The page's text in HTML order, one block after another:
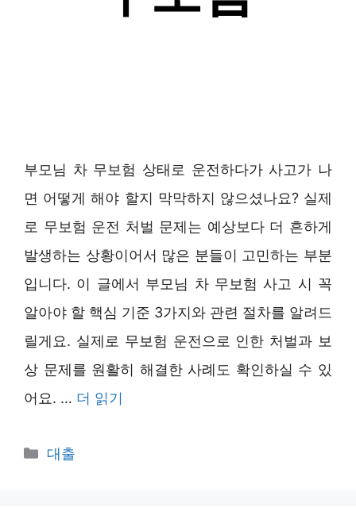
부모님 차 무보험 상태로 운전하다가 사고가 나
면 어떻게 해야 할지 막막하지 않으셨나요? 실제
로 무보험 운전 처벌 문제는 예상보다 더 흔하게
발생하는 상황이어서 많은 분들이 고민하는 부분
입니다. 이 글에서 부모님 차 무보험 사고 시 꼭
알아야 할 핵심 기준 3가지와 관련 절차를 알려드
릴게요. 실제로 무보험 운전으로 인한 처벌과 보
상 문제를 원활히 해결한 사례도 확인하실 수 있
어요. … 더 읽기
카
대출